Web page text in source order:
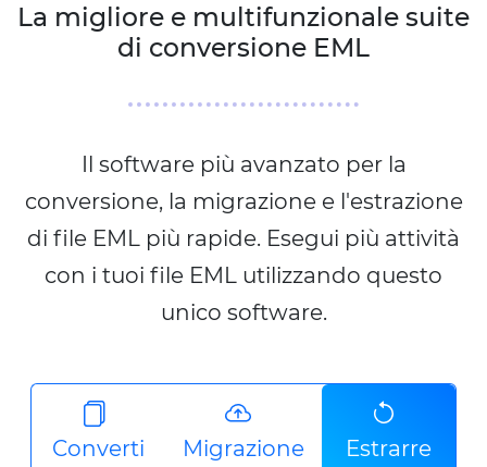
La migliore e multifunzionale suite
di conversione EML
Il software più avanzato per la
conversione, la migrazione e l'estrazione
di file EML più rapide. Esegui più attività
con i tuoi file EML utilizzando questo
unico software.
Converti
Migrazione
Estrarre